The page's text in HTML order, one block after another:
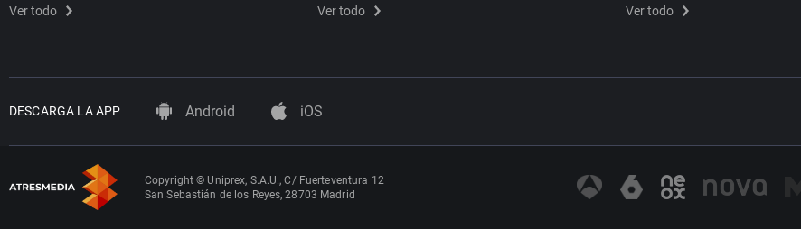
Ver todo Ver todo Ver todo
DESCARGA LA APP Android iOS
Copyright © Uniprex, S.A.U., C/ Fuerteventura 12
San Sebastián de los Reyes, 28703 Madrid